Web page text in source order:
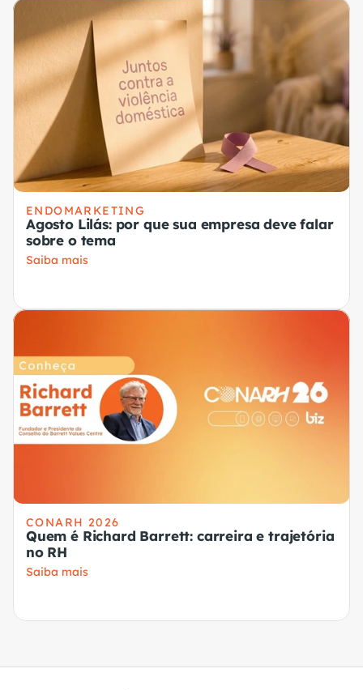
ENDOMARKETING
Agosto Lilás: por que sua empresa deve falar
sobre o tema
Saiba mais
CONARH 2026
Quem é Richard Barrett: carreira e trajetória
no RH
Saiba mais